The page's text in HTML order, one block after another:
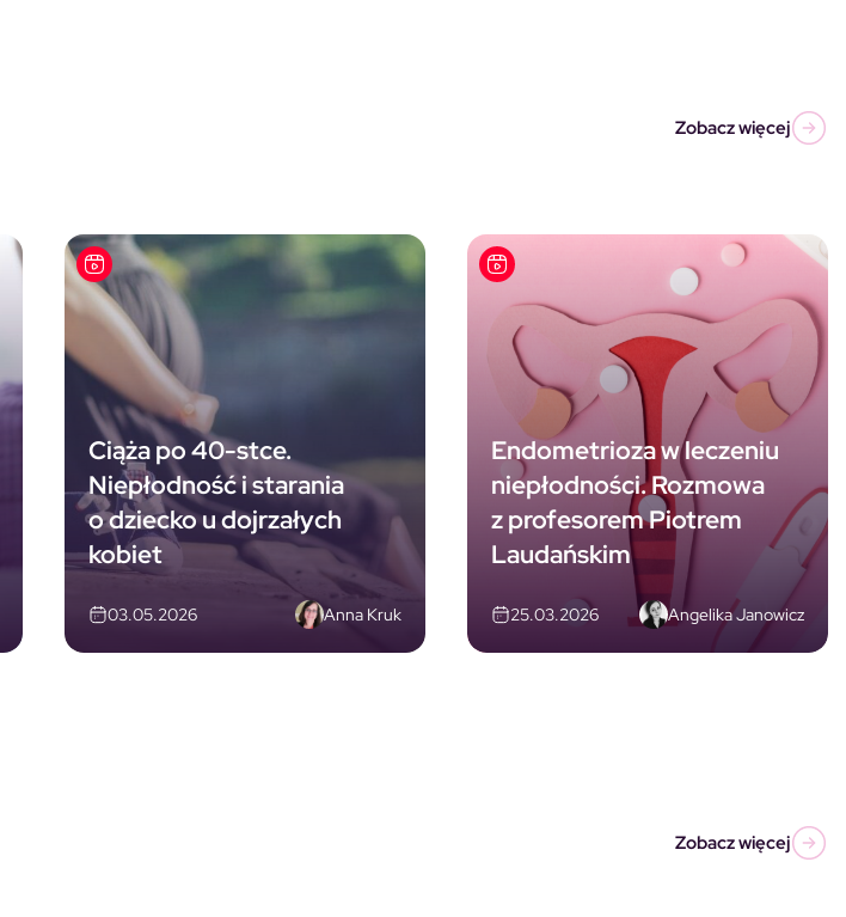
Zobacz więcej
Ciąża po 40-stce.
Niepłodność i starania
o dziecko u dojrzałych
kobiet
03.05.2026 Anna Kruk
Endometrioza w leczeniu
niepłodności. Rozmowa
z profesorem Piotrem
Laudańskim
25.03.2026 Angelika Janowicz
Zobacz więcej